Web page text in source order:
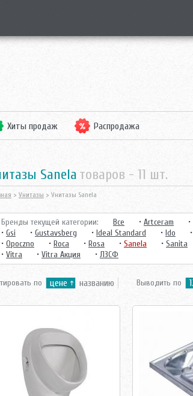
Хиты продаж Распродажа
Sanela товаров - 11 шт.
> Унитазы > Унитазы Sanela
Бренды текущей категории: Все • Artceram •
• Gsi • Gustavsberg • Ideal Standard • Ido •
• Opoczno • Roca • Rosa • Sanela • Sanita
• Vitra • Vitra Акция • ЛЗСФ
по цене названию Выводить по